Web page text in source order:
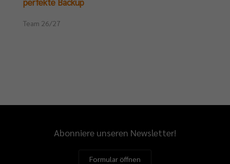
Team 26/27
Abonniere unseren Newsletter!
Formular öffnen